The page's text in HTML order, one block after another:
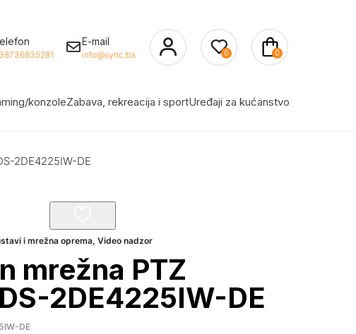
E-mail
info@sync.ba 0 0
konzoleZabava, rekreacija i sportUređaji za kućanstvo
2DE4225IW-DE
i mrežna oprema,Video nadzor
mrežna PTZ
2DE4225IW-DE
DE